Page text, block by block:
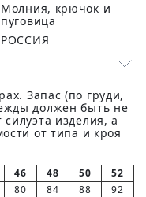
Молния, крючок и
пуговица
РОССИЯ
Запас (по груди,
должен быть не
изделия, а
от типа и кроя
46 48 50
52
80 84 88
92